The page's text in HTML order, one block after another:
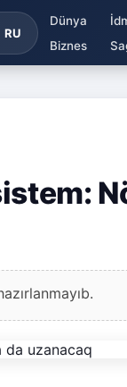
RU
Dünya
Biznes